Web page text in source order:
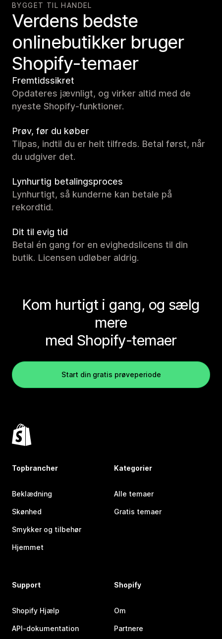
BYGGET TIL HANDEL
Verdens bedste
onlinebutikker bruger
Shopify-temaer
Fremtidssikret
Opdateres jævnligt, og virker altid med de
nyeste Shopify-funktioner.
Prøv, før du køber
Tilpas, indtil du er helt tilfreds. Betal først, når
du udgiver det.
Lynhurtig betalingsproces
Lynhurtigt, så kunderne kan betale på
rekordtid.
Dit til evig tid
Betal én gang for en evighedslicens til din
butik. Licensen udløber aldrig.
Kom hurtigt i gang, og sælg
mere
med Shopify-temaer
Start din gratis prøveperiode
Topbrancher
Beklædning
Skønhed
Smykker og tilbehør
Hjemmet
Kategorier
Alle temaer
Gratis temaer
Support
Shopify Hjælp
API-dokumentation
Shopify
Om
Partnere